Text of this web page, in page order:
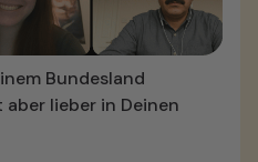
Bundesland
lieber in Deinen